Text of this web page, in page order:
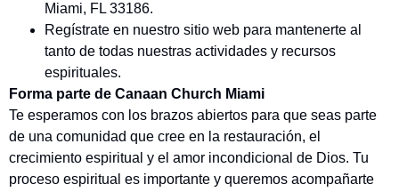
Miami, FL 33186.
Regístrate en nuestro sitio web para mantenerte al
tanto de todas nuestras actividades y recursos
espirituales.
Forma parte de Canaan Church Miami
Te esperamos con los brazos abiertos para que seas parte
de una comunidad que cree en la restauración, el
crecimiento espiritual y el amor incondicional de Dios. Tu
proceso espiritual es importante y queremos acompañarte